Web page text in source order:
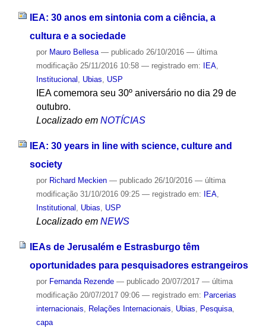
IEA: 30 anos em sintonia com a ciência, a
cultura e a sociedade
por Mauro Bellesa — publicado26/10/2016 — última
modificação25/11/2016 10:58 — registrado em: IEA,
Institucional , Ubias, USP
IEA comemora seu 30º aniversário no dia 29 de
outubro.
Localizado em NOTÍCIAS
IEA: 30 years in line with science, culture and
society
por Richard Meckien — publicado26/10/2016 — última
modificação31/10/2016 09:25 — registrado em: IEA,
Institutional , Ubias, USP
Localizado em NEWS
IEAs de Jerusalém e Estrasburgo têm
oportunidades para pesquisadores estrangeiros
por Fernanda Rezende — publicado20/07/2017 — última
modificação20/07/2017 09:06 — registrado em: Parcerias
internacionais
Relações Internacionais Ubias Pesquisa,
capa